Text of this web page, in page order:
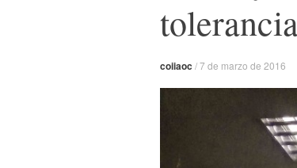
coiiaoc /7 de marzo de 2016